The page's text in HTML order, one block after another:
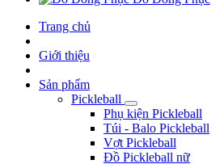
Trang chủ
Giới thiệu
Sản phẩm
Pickleball
Phụ kiện Pickleball
Túi - Balo Pickleball
Vợt Pickleball
Đồ Pickleball nữ